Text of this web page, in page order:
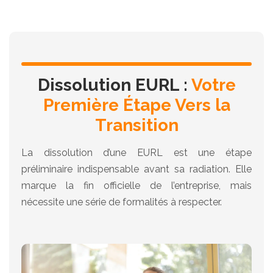
Dissolution EURL : Votre
Première Étape Vers la
Transition
La dissolution d’une EURL est une étape
préliminaire indispensable avant sa radiation. Elle
marque la fin officielle de l’entreprise, mais
nécessite une série de formalités à respecter.